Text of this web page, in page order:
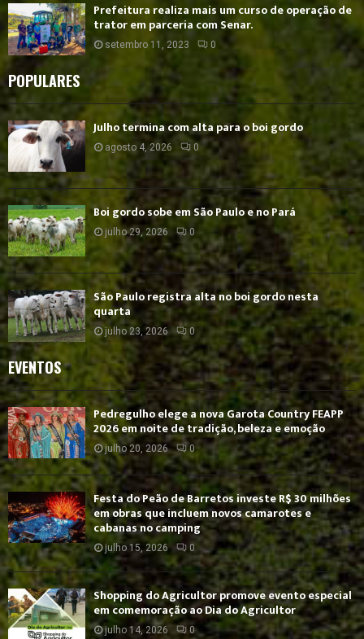
Prefeitura realiza mais um curso de operação de
trator em parceria com Senar.
setembro 11, 2023 0
POPULARES
Julho termina com alta para o boi gordo
agosto 4, 2026 0
Boi gordo sobe em São Paulo e no Pará
julho 29, 2026 0
São Paulo registra alta no boi gordo nesta
quarta
julho 23, 2026 0
EVENTOS
Pedregulho elege a nova Garota Country FEAPP
2026 em noite de tradição, beleza e emoção
julho 20, 2026 0
Festa do Peão de Barretos investe R$ 30 milhões
em obras que incluem novos camarotes e
cabanas no camping
julho 15, 2026 0
Shopping do Agricultor promove evento especial
em comemoração ao Dia do Agricultor
julho 14, 2026 0